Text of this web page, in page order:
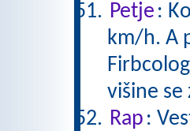
Petje :
km/h. A
višine
Rap :